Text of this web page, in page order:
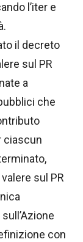
l’iter e
il decreto
sul PR
a
che
ciascun
sul PR
con